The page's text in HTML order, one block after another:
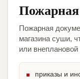
Пожарная
Пожарная
магазина суши,
или внеплановой
приказы и